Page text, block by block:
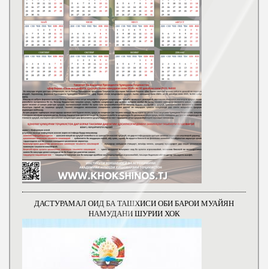
ДАСТУРАМАЛ ОИД БА ТАШХИСИ ОБИ БАРОИ МУАЙЯН
НАМУДАНИ ШУРИИ ХОК